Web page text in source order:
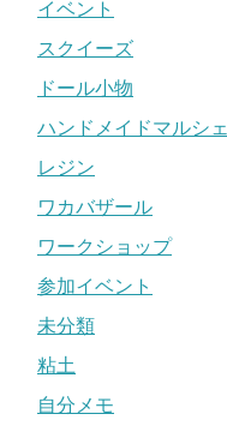
イベント
スクイーズ
ドール小物
ハンドメイドマルシェ
レジン
ワカバザール
ワークショップ
参加イベント
未分類
粘土
自分メモ